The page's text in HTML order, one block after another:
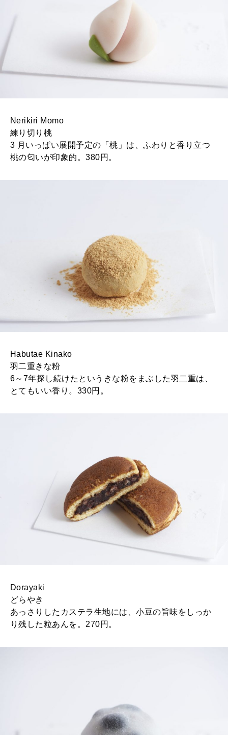
Nerikiri Momo
練り切り桃
3 月いっぱい展開予定の「桃」は、ふわりと香り立つ
桃の匂いが印象的。380円。
Habutae Kinako
羽二重きな粉
6～7年探し続けたというきな粉をまぶした羽二重は、
とてもいい香り。330円。
Dorayaki
どらやき
あっさりしたカステラ生地には、小豆の旨味をしっか
り残した粒あんを。270円。